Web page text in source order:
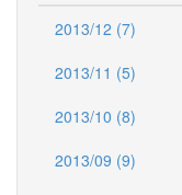
2013/12 (7)
2013/11 (5)
2013/10 (8)
2013/09 (9)